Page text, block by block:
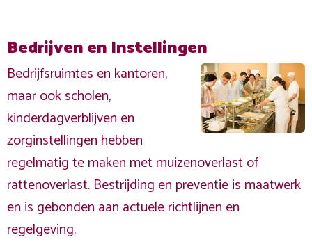
Bedrijven en Instellingen
Bedrijfsruimtes en kantoren,
maar ook scholen,
kinderdagverblijven en
zorginstellingen hebben
regelmatig te maken met muizenoverlast of
rattenoverlast. Bestrijding en preventie is maatwerk
en is gebonden aan actuele richtlijnen en
regelgeving.